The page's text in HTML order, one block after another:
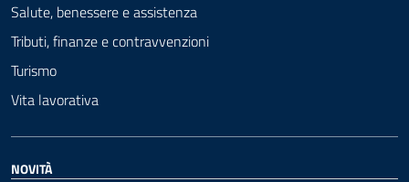
Salute, benessere e assistenza
Tributi, finanze e contravvenzioni
Turismo
Vita lavorativa
NOVITÀ